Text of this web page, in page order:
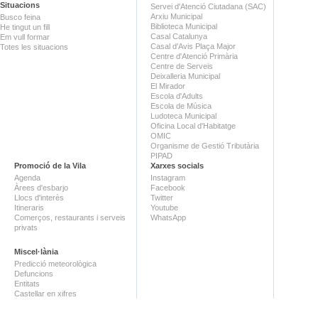
Situacions
Busco feina
He tingut un fill
Em vull formar
Totes les situacions
Servei d'Atenció Ciutadana (SAC)
Arxiu Municipal
Biblioteca Municipal
Casal Catalunya
Casal d'Avis Plaça Major
Centre d'Atenció Primària
Centre de Serveis
Deixalleria Municipal
El Mirador
Escola d'Adults
Escola de Música
Ludoteca Municipal
Oficina Local d'Habitatge
OMIC
Organisme de Gestió Tributària
PIPAD
Promoció de la Vila
Agenda
Àrees d'esbarjo
Llocs d'interès
Itineraris
Comerços, restaurants i serveis
privats
Miscel·lània
Predicció meteorològica
Defuncions
Entitats
Castellar en xifres
Xarxes socials
Instagram
Facebook
Twitter
Youtube
WhatsApp